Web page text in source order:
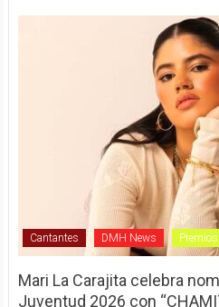
Cantantes DMH News Premios
Mari La Carajita celebra
Juventud 2026 con